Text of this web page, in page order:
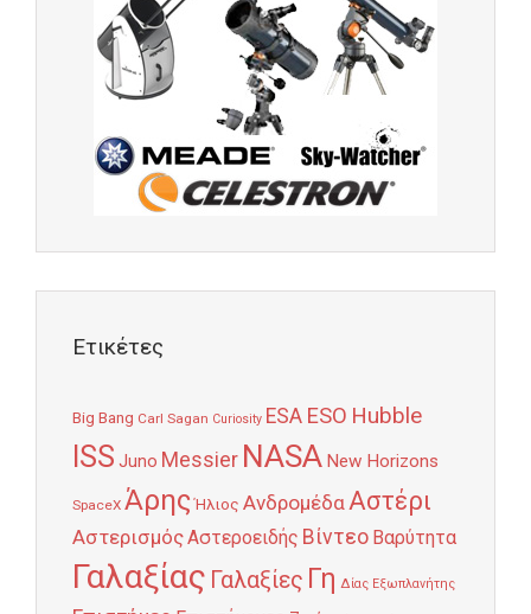
Ετικέτες
Big Bang Carl Sagan Curiosity ESA ESO Hubble
ISS Juno Messier NASA New Horizons
SpaceX Άρης Ήλιος Ανδρομέδα Αστέρι
ΑστερισμόςΑστεροειδής Βίντεο Βαρύτητα
Γαλαξίας Γαλαξίες Γη Δίας Εξωπλανήτης